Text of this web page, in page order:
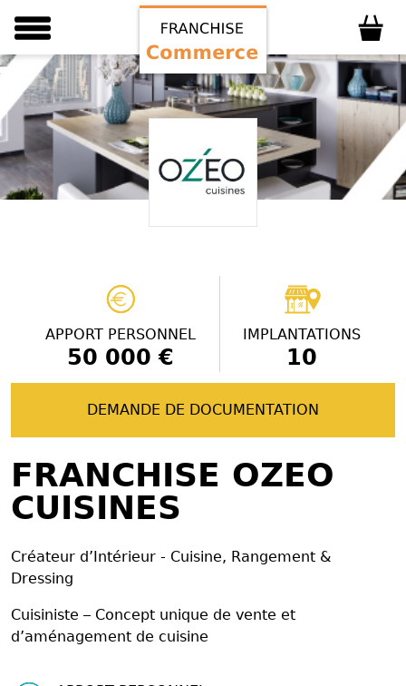
APPORT PERSONNEL
50 000 €
IMPLANTATIONS
10
DEMANDE DE DOCUMENTATION
FRANCHISE OZEO
CUISINES
Créateur d’Intérieur - Cuisine, Rangement &
Dressing
Cuisiniste – Concept unique de vente et
d’aménagement de cuisine